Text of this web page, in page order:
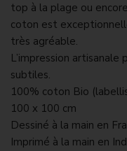
top à la plage ou
coton est
très agréable.
L’impression
subtiles.
100% coton Bio
100 x 100 cm
Dessiné à la main en
Imprimé à la main en